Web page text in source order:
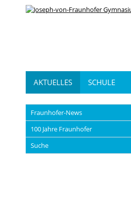
AKTUELLES SCHULE
Fraunhofer-News
100 Jahre Fraunhofer
Suche